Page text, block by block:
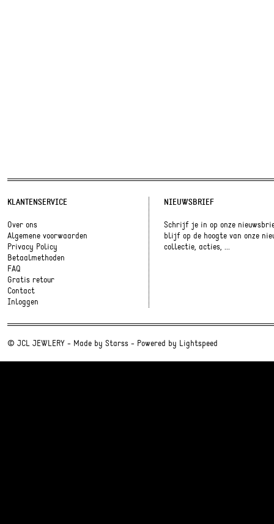
KLANTENSERVICE
Over ons
Algemene voorwaarden
Privacy Policy
Betaalmethoden
FAQ
Gratis retour
Contact
Inloggen
NIEUWSBRIEF
Schrijf je in op onze
blijf op de hoogte van onze
collectie, acties, ...
© JCL JEWLERY - Made by Starss - Powered by Lightspeed